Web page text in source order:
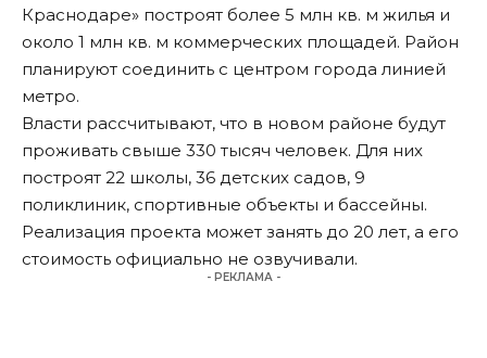
Краснодаре» построят более 5 млн кв. м жилья и
около 1 млн кв. м коммерческих площадей. Район
планируют соединить с центром города линией
метро.
Власти рассчитывают, что в новом районе будут
проживать свыше 330 тысяч человек. Для них
построят 22 школы, 36 детских садов, 9
поликлиник, спортивные объекты и бассейны.
Реализация проекта может занять до 20 лет, а его
стоимость официально не озвучивали.
- РЕКЛАМА -